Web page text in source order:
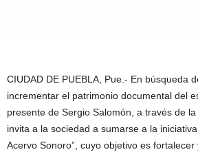
CIUDAD DE PUEBLA, Pue.- En búsqueda
incrementar el patrimonio documental del
presente de Sergio Salomón, a través de
invita a la sociedad a sumarse a la
Acervo Sonoro”, cuyo objetivo es fortalecer